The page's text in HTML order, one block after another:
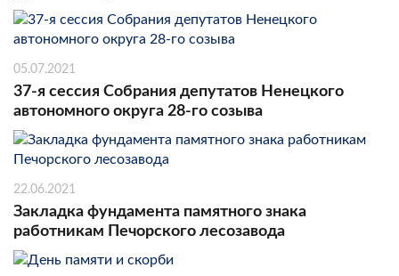
05.07.2021
37-я сессия Собрания депутатов Ненецкого
автономного округа 28-го созыва
22.06.2021
Закладка фундамента памятного знака
работникам Печорского лесозавода